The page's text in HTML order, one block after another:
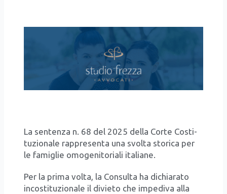
La sen­ten­za n. 68 del 2025 del­la Cor­te Costi­
tu­zio­na­le rap­pre­sen­ta una svol­ta sto­ri­ca per
le fami­glie omo­ge­ni­to­ria­li ita­lia­ne.
Per la pri­ma vol­ta, la Con­sul­ta ha dichia­ra­to
inco­sti­tu­zio­na­le il divie­to che impe­di­va alla